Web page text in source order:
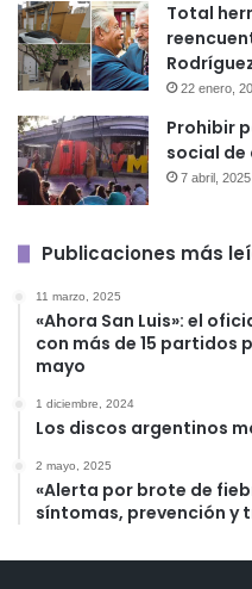
Total
22 enero,
Prohibir
social de
7 abril, 2025
Publicaciones más
11 marzo, 2025
«Ahora San Luis»: el
con más de 15 partidos
mayo
1 diciembre, 2024
Los discos argentinos
2 mayo, 2025
«Alerta por brote de
síntomas, prevención y